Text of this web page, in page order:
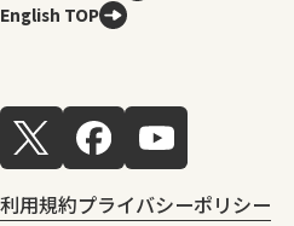
English TOP
利用規約プライバシーポリシー